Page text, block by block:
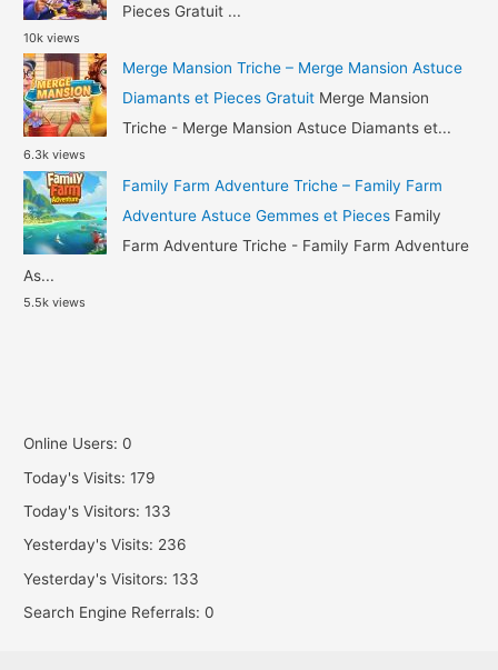
Pieces Gratuit ...
10k views
Merge Mansion Triche – Merge Mansion Astuce
Diamants et Pieces Gratuit Merge Mansion
Triche - Merge Mansion Astuce Diamants et...
6.3k views
Family Farm Adventure Triche – Family Farm
Adventure Astuce Gemmes et Pieces Family
Farm Adventure Triche - Family Farm Adventure
As...
5.5k views
Online Users:0
Today's Visits:179
Today's Visitors:133
Yesterday's Visits: 236
Yesterday's Visitors:133
Search Engine Referrals:0